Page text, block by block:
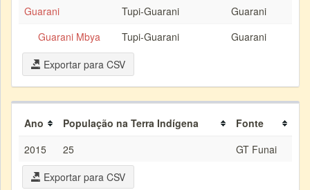
Guarani
Tupi-Guarani
Guarani
Guarani Mbya
Tupi-Guarani
Guarani
Exportar para CSV
Ano População na Terra Indígena
Fonte
2015
25
GT Funai
Exportar para CSV